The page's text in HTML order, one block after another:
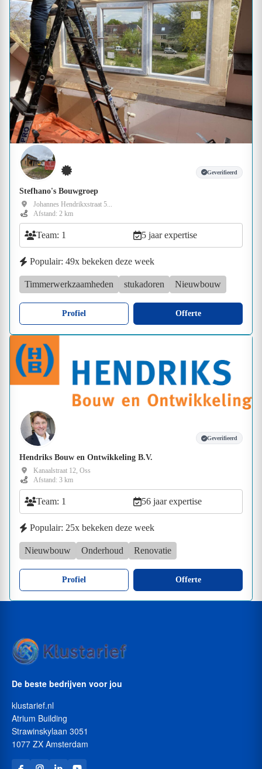
Geverifieerd
Stefhano's Bouwgroep
Johannes Hendrikxstraat 5...
Afstand: 2 km
Team: 1 5 jaar expertise
Populair: 49x bekeken deze week
Timmerwerkzaamheden stukadoren Nieuwbouw
Profiel Offerte
Geverifieerd
Hendriks Bouw en Ontwikkeling B.V.
Kanaalstraat 12, Oss
Afstand: 3 km
Team: 1 56 jaar expertise
Populair: 25x bekeken deze week
Nieuwbouw Onderhoud Renovatie
Profiel Offerte
De beste bedrijven voor jou
klustarief.nl
Atrium Building
Strawinskylaan 3051
1077 ZX Amsterdam